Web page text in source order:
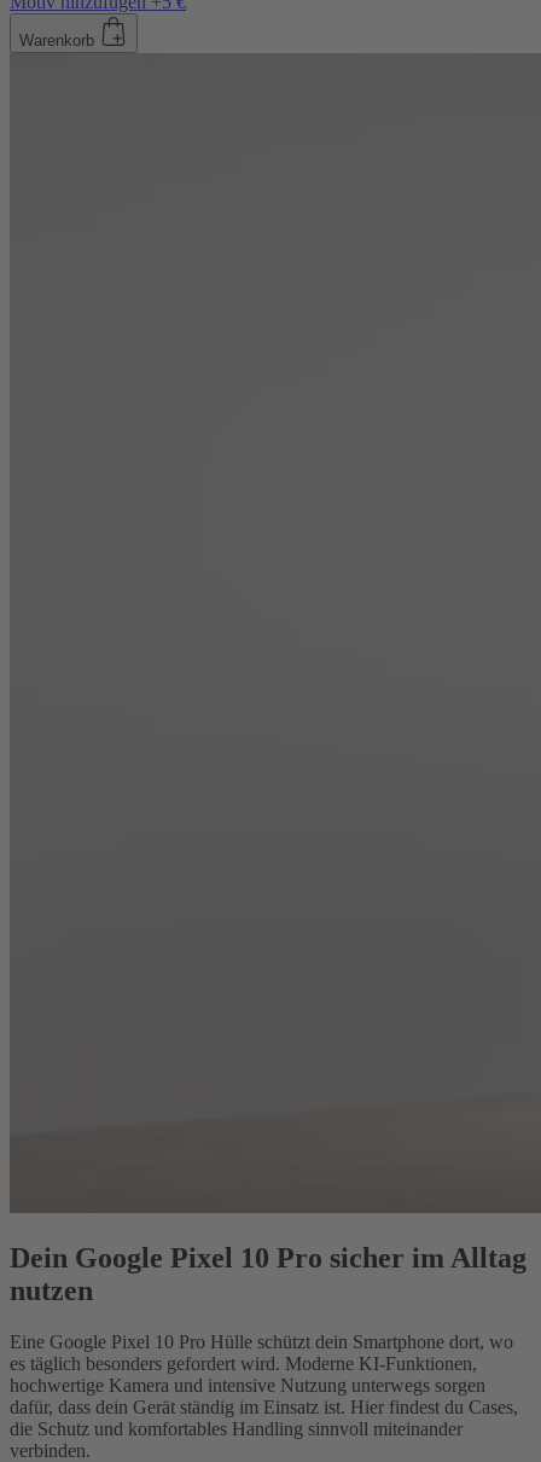
Warenkorb
Dein Google Pixel 10 Pro sicher im Alltag
nutzen
Eine Google Pixel 10 Pro Hülle schützt dein Smartphone dort, wo
es täglich besonders gefordert wird. Moderne KI-Funktionen,
hochwertige Kamera und intensive Nutzung unterwegs sorgen
dafür, dass dein Gerät ständig im Einsatz ist. Hier findest du Cases,
die Schutz und komfortables Handling sinnvoll miteinander
verbinden.